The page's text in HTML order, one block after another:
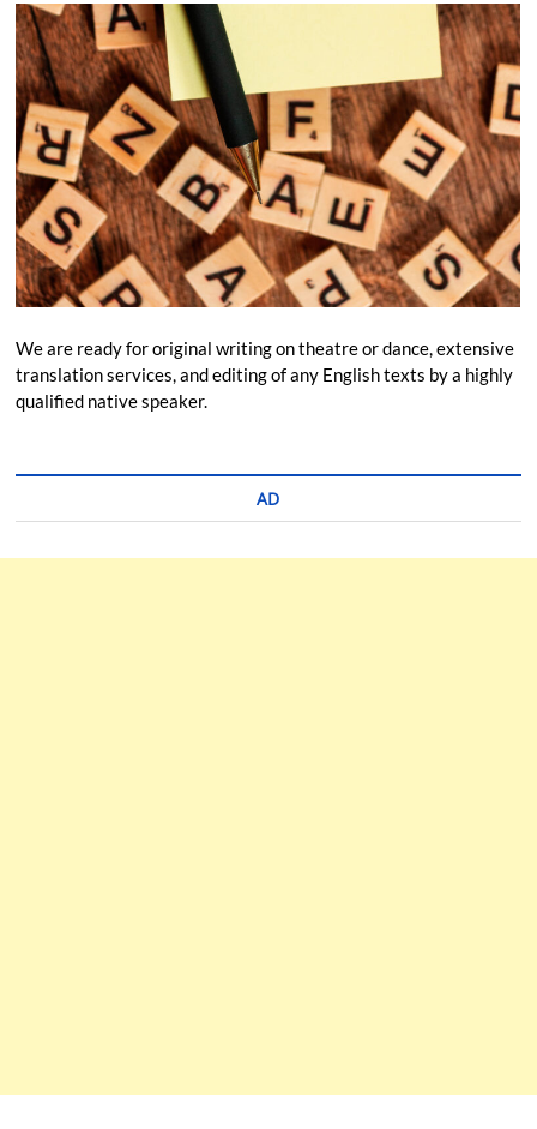
We are ready for original writing on theatre or dance, extensive
translation services, and editing of any English texts by a highly
qualified native speaker.
AD